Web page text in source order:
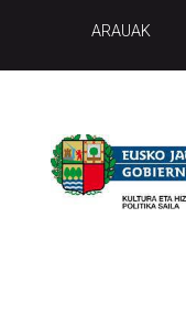
ARAUAK